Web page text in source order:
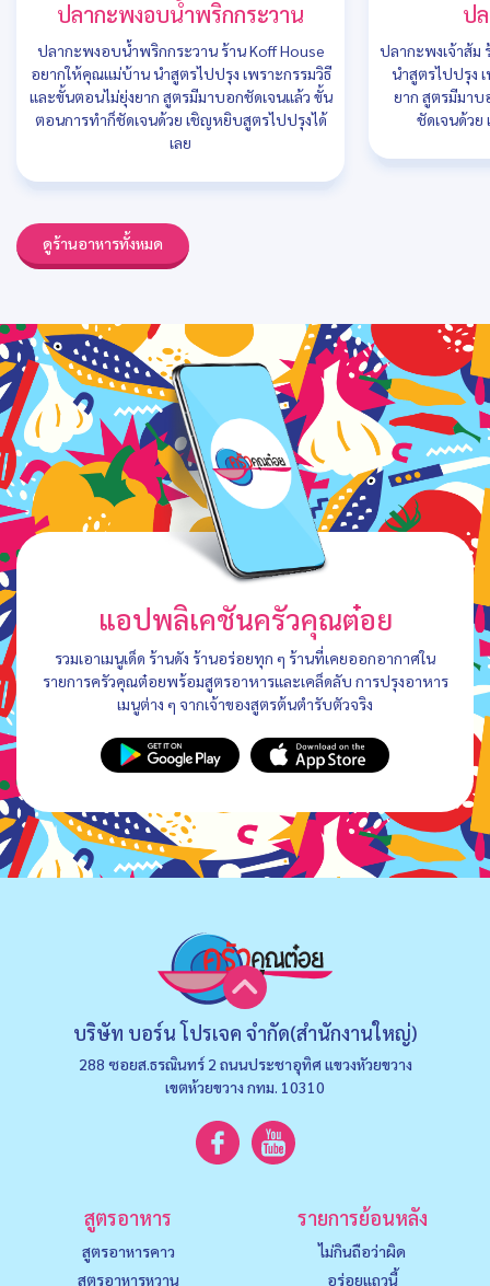
ปลากะพงอบน้ำพริกกระวาน
ปลากะพงอบน้ำพริกกระวาน ร้าน Koff House
อยากให้คุณแม่บ้าน นำสูตรไปปรุง เพราะกรรมวิธี
และขั้นตอนไม่ยุ่งยาก สูตรมีมาบอกชัดเจนแล้ว ขั้น
ตอนการทำก็ชัดเจนด้วย เชิญหยิบสูตรไปปรุงได้
เลย
ป
ปลากะพงเจ้าส้ม
นำสูตรไปปรุง
ยาก สูตรมีมา
ชัดเจนด้วย
ดูร้านอาหารทั้งหมด
แอปพลิเคชันครัวคุณต๋อย
รวมเอาเมนูเด็ด ร้านดัง ร้านอร่อยทุก ๆ ร้านที่เคยออกอากาศใน
รายการครัวคุณต๋อยพร้อมสูตรอาหารและเคล็ดลับ การปรุงอาหาร
เมนูต่าง ๆ จากเจ้าของสูตรต้นตำรับตัวจริง
บริษัท บอร์น โปรเจค จำกัด(สำนักงานใหญ่)
288 ซอยส.ธรณินทร์ 2 ถนนประชาอุทิศ แขวงหัวยขวาง
เขตห้วยขวาง กทม. 10310
สูตรอาหาร
สูตรอาหารคาว
สูตรอาหารหวาน
รายการย้อนหลัง
ไม่กินถือว่าผิด
อร่อยแถวนี้